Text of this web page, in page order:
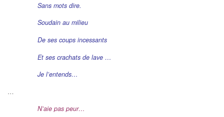
Sans mots dire.
Soudain au milieu
De ses coups incessants
Et ses crachats de lave …
Je l’entends…
…
N’aie pas peur…